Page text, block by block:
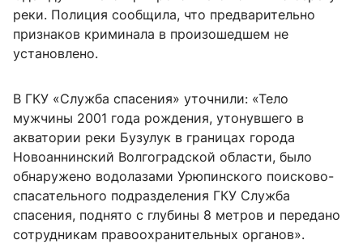
реки. Полиция сообщила, что предварительно
признаков криминала в произошедшем не
установлено.
В ГКУ «Служба спасения» уточнили: «Тело
мужчины 2001 года рождения, утонувшего в
акватории реки Бузулук в границах города
Новоаннинский Волгоградской области, было
обнаружено водолазами Урюпинского поисково-
спасательного подразделения ГКУ Служба
спасения, поднято с глубины 8 метров и передано
сотрудникам правоохранительных органов».